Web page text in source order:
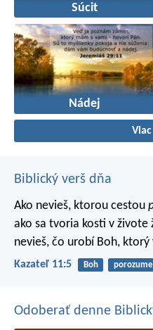
Súcit
Nádej
Biblický verš dňa
Ako nevieš, ktorou cestou
ako sa tvoria kosti v živote
nevieš, čo urobí Boh,
Kazateľ 11:5 Boh
Odoberať denne